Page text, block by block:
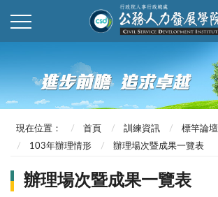
現在位置： 首頁 訓練資訊
標竿論壇
103年辦理情形
辦理場次暨成果一覽表
辦理場次暨成果一覽表